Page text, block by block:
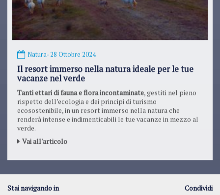
Il resort immerso nella natura ideale per le tue
vacanze nel verde
Tanti ettari di fauna e flora incontaminate
rispetto dell’ecologia e dei principi di turismo
ecosostenibile, in un resort immerso nella natura che
renderà intense e indimenticabili le tue vacanze in mezzo al
verde.
Vai all'articolo
Stai navigando in Condividi